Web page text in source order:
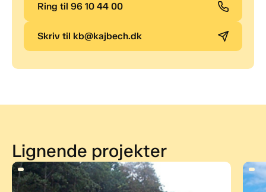
Ring til 96 10 44 00
Skriv til kb@kajbech.dk
Lignende projekter